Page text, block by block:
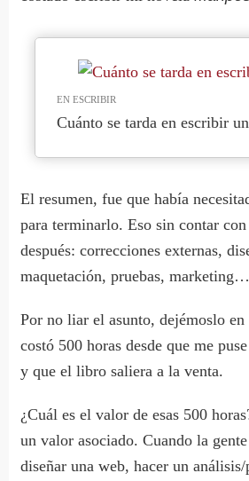
EN ESCRIBIR
Cuánto se tarda en escribir
El resumen, fue que había
para terminarlo. Eso sin contar
después: correcciones externas,
maquetación, pruebas, marketing…
Por no liar el asunto, dejémoslo
costó 500 horas desde que me
y que el libro saliera a la venta.
¿Cuál es el valor de esas 500
un valor asociado. Cuando la
diseñar una web, hacer un